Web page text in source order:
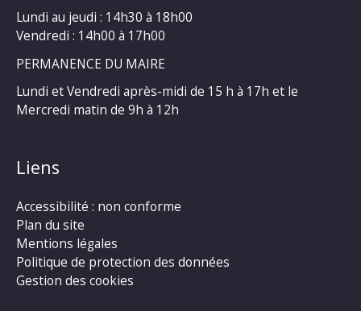
Lundi au jeudi : 14h30 à 18h00
Vendredi : 14h00 à 17h00
PERMANENCE DU MAIRE
Lundi et Vendredi après-midi de 15 h à 17h et le
Mercredi matin de 9h à 12h
Liens
Accessibilité : non conforme
Plan du site
Mentions légales
Politique de protection des données
Gestion des cookies